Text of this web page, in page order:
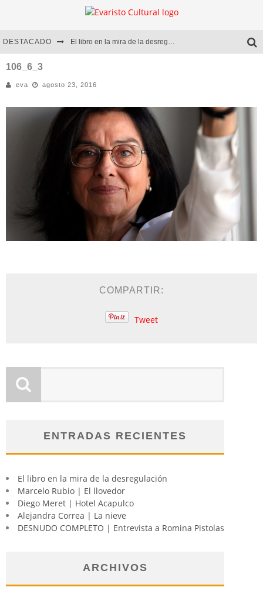
DESTACADO El libro en la mira de la desregulación
Diego Meret | Hotel Acapulco
Alejandra Correa | La nieve
106_6_3
eva agosto 23, 2016
COMPARTIR:
Tweet
ENTRADAS RECIENTES
El libro en la mira de la desregulación
Marcelo Rubio | El llovedor
Diego Meret | Hotel Acapulco
Alejandra Correa | La nieve
DESNUDO COMPLETO | Entrevista a Romina Pistolas
ARCHIVOS